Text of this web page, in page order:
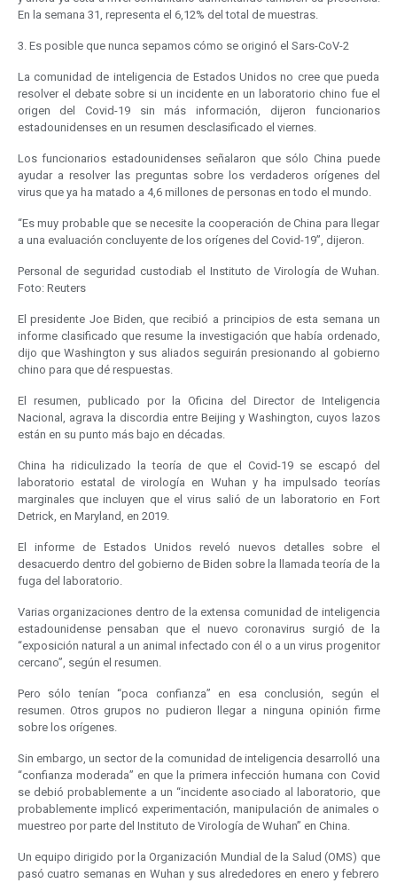
En la semana 31, representa el 6,12% del total de muestras.
3. Es posible que nunca sepamos cómo se originó el Sars-CoV-2
La comunidad de inteligencia de Estados Unidos no cree que pueda
resolver el debate sobre si un incidente en un laboratorio chino fue el
origen del Covid-19 sin más información, dijeron funcionarios
estadounidenses en un resumen desclasificado el viernes.
Los funcionarios estadounidenses señalaron que sólo China puede
ayudar a resolver las preguntas sobre los verdaderos orígenes del
virus que ya ha matado a 4,6 millones de personas en todo el mundo.
“Es muy probable que se necesite la cooperación de China para llegar
a una evaluación concluyente de los orígenes del Covid-19”, dijeron.
Personal de seguridad custodiab el Instituto de Virología de Wuhan.
Foto: Reuters
El presidente Joe Biden, que recibió a principios de esta semana un
informe clasificado que resume la investigación que había ordenado,
dijo que Washington y sus aliados seguirán presionando al gobierno
chino para que dé respuestas.
El resumen, publicado por la Oficina del Director de Inteligencia
Nacional, agrava la discordia entre Beijing y Washington, cuyos lazos
están en su punto más bajo en décadas.
China ha ridiculizado la teoría de que el Covid-19 se escapó del
laboratorio estatal de virología en Wuhan y ha impulsado teorías
marginales que incluyen que el virus salió de un laboratorio en Fort
Detrick, en Maryland, en 2019.
El informe de Estados Unidos reveló nuevos detalles sobre el
desacuerdo dentro del gobierno de Biden sobre la llamada teoría de la
fuga del laboratorio.
Varias organizaciones dentro de la extensa comunidad de inteligencia
estadounidense pensaban que el nuevo coronavirus surgió de la
“exposición natural a un animal infectado con él o a un virus progenitor
cercano”, según el resumen.
Pero sólo tenían “poca confianza” en esa conclusión, según el
resumen. Otros grupos no pudieron llegar a ninguna opinión firme
sobre los orígenes.
Sin embargo, un sector de la comunidad de inteligencia desarrolló una
“confianza moderada” en que la primera infección humana con Covid
se debió probablemente a un “incidente asociado al laboratorio, que
probablemente implicó experimentación, manipulación de animales o
muestreo por parte del Instituto de Virología de Wuhan” en China.
Un equipo dirigido por la Organización Mundial de la Salud (OMS) que
pasó cuatro semanas en Wuhan y sus alrededores en enero y febrero